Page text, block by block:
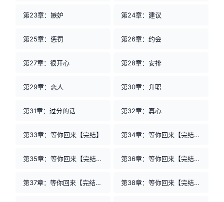
第23章：嫉妒 第24章：建议
第25章：惩罚 第26章：约会
第27章：很开心 第28章：安排
第29章：恋人 第30章：升职
第31章：过分的话 第32章：真心
第33章：等你回来【完结】 第34章：等你回来【完结】吸血鬼和狼人
第35章：等你回来【完结】卑鄙，你竟在翔里下毒！ 第36章：等你回来【完结】志同道合，自学成才
第37章：等你回来【完结】挥手离别9 第38章：等你回来【完结】猿王啸九天